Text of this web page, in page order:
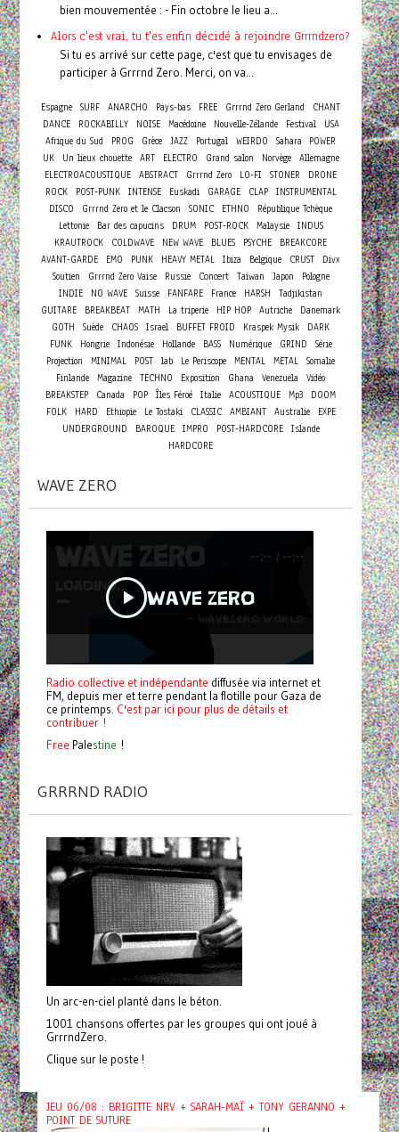
bien mouvementée : - Fin octobre le lieu a...
Alors c'est vrai, tu t'es enfin décidé à rejoindre Grrrndzero?
Si tu es arrivé sur cette page, c'est que tu envisages de
participer à Grrrnd Zero. Merci, on va...
Espagne SURF ANARCHO Pays-bas FREE Grrrnd Zero Gerland
CHANT
DANCE
ROCKABILLY NOISE Macédoine Nouvelle-Zélande Festival
USA
Afrique du Sud
PROG Grèce JAZZ Portugal WEIRDO Sahara
POWER
UK
Un lieux chouette ART ELECTRO Grand salon Norvège
Allemagne
ELECTROACOUSTIQUE ABSTRACT Grrrnd Zero LO-FI STONER
DRONE
ROCK
POST-PUNK INTENSE Euskadi GARAGE CLAP
INSTRUMENTAL
DISCO
Grrrnd Zero et le Clacson SONIC ETHNO
République Tchèque
Lettonie
Bar des capucins DRUM POST-ROCK Malaysie
INDUS
KRAUTROCK
COLDWAVE NEW WAVE BLUES PSYCHE
BREAKCORE
AVANT-GARDE
EMO PUNK HEAVY METAL Ibiza Belgique CRUST
Divx
Soutien
Grrrnd Zero Vaise Russie Concert Taiwan Japon
Pologne
INDIE
NO WAVE Suisse FANFARE France HARSH
Tadjikistan
GUITARE
BREAKBEAT MATH La triperie HIP HOP Autriche
Danemark
GOTH
Suède CHAOS Israel BUFFET FROID Kraspek Mysik
DARK
FUNK
Hongrie Indonésie Hollande BASS Numérique GRIND
Série
Projection
MINIMAL POST lab Le Periscope MENTAL METAL Somalie
Finlande Magazine TECHNO Exposition Ghana Venezuela
Vidéo
BREAKSTEP
Canada POP Îles Féroé Italie ACOUSTIQUE Mp3
DOOM
FOLK
HARD Ethiopie Le Tostaki CLASSIC AMBIANT Australie
EXPE
UNDERGROUND
BAROQUE IMPRO POST-HARDCORE
Islande
HARDCORE
WAVE ZERO
Radio collective et indépendante diffusée via internet et
FM, depuis mer et terre pendant la flotille pour Gaza de
ce printemps. C'est par ici pour plus de détails et
contribuer !
Free Palestine !
GRRRND RADIO
Un arc-en-ciel planté dans le béton.
1001 chansons offertes par les groupes qui ont joué à
GrrrndZero.
Clique sur le poste !
JEU 06/08 : BRIGITTE NRV + SARAH-MAÏ + TONY GERANNO +
POINT DE SUTURE